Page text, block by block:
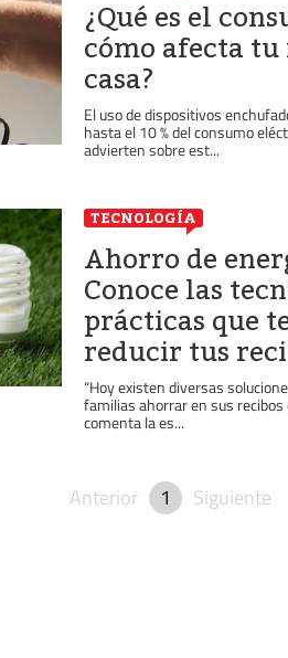
¿Qué es el
cómo afecta tu
casa?
El uso de dispositivos
hasta el 10 % del consumo
advierten sobre est...
TECNOLOGÍA
Ahorro de
Conoce las
prácticas que
reducir tus
“Hoy existen diversas
familias ahorrar en sus recibos
comenta la es...
Anterior 1 Siguiente